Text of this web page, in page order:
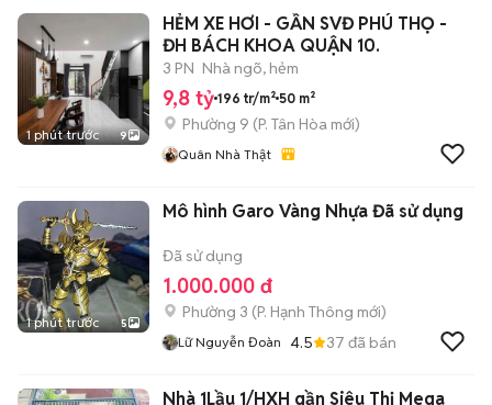
1 phút trước 9
HẺM XE HƠI - GẦN SVĐ PHÚ THỌ -
ĐH BÁCH KHOA QUẬN 10.
3 PN Nhà ngõ, hẻm
9,8 tỷ 196 tr/m² 50 m²
Phường 9 (P. Tân Hòa mới)
Quân Nhà Thật
1 phút trước 5
Mô hình Garo Vàng Nhựa Đã sử dụng
Đã sử dụng
1.000.000 đ
Phường 3 (P. Hạnh Thông mới)
Lữ Nguyễn Đoàn 4.5 37 đã bán
Nhà 1Lầu 1/HXH gần Siêu Thị Mega